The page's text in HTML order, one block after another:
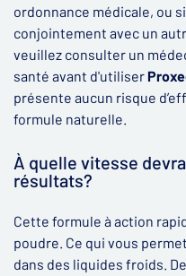
ordonnance médicale, ou
conjointement avec un
veuillez consulter un
santé avant d'utiliser
présente aucun risque
formule naturelle.
À quelle vitesse
résultats?
Cette formule à action
poudre. Ce qui vous
dans des liquides froids.